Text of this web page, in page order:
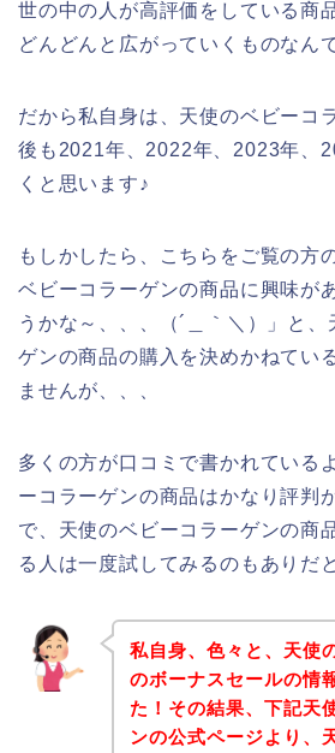
世の中の人が高評価をしている商
どんどんと広がっていくものなん
だから私自身は、天使のベビーコ
後も2021年、2022年、2023年、
くと思います♪
もしかしたら、こちらをご覧の方
ベビーコラーゲンの商品に興味が
うかな～、、、（´＿｀＼）」と
ゲンの商品の購入を決めかねてい
ませんが、、、
多くの方が口コミで書かれている
ーコラーゲンの商品はかなり評判
で、天使のベビーコラーゲンの商
る人は一度試してみるのもありだ
私自身、色々と、天使
のボーナスセールの情
た！その結果、下記天
ンの公式ページより、